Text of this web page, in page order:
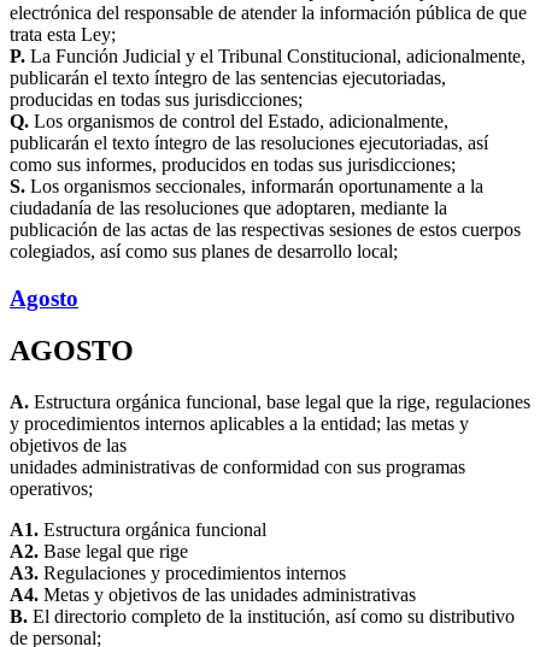
electrónica del responsable de atender la información pública de que
trata esta Ley;
P. La Función Judicial y el Tribunal Constitucional, adicionalmente,
publicarán el texto íntegro de las sentencias ejecutoriadas,
producidas en todas sus jurisdicciones;
Q. Los organismos de control del Estado, adicionalmente,
publicarán el texto íntegro de las resoluciones ejecutoriadas, así
como sus informes, producidos en todas sus jurisdicciones;
S. Los organismos seccionales, informarán oportunamente a la
ciudadanía de las resoluciones que adoptaren, mediante la
publicación de las actas de las respectivas sesiones de estos cuerpos
colegiados, así como sus planes de desarrollo local;
Agosto
AGOSTO
A. Estructura orgánica funcional, base legal que la rige, regulaciones
y procedimientos internos aplicables a la entidad; las metas y
objetivos de las
unidades administrativas de conformidad con sus programas
operativos;
A1. Estructura orgánica funcional
A2. Base legal que rige
A3. Regulaciones y procedimientos internos
A4. Metas y objetivos de las unidades administrativas
B. El directorio completo de la institución, así como su distributivo
de personal;